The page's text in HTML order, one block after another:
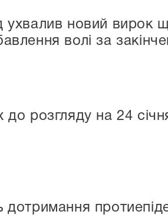
ухвалив новий
волі за
до розгляду на 24